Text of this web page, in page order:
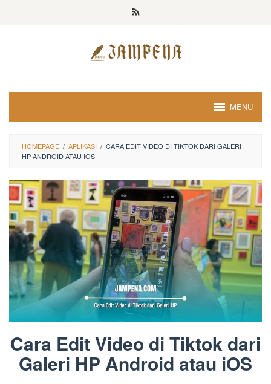
MENU
HOMEPAGE / APLIKASI / CARA EDIT VIDEO DI TIKTOK DARI GALERI
HP ANDROID ATAU IOS
Cara Edit Video di Tiktok dari
Galeri HP Android atau iOS